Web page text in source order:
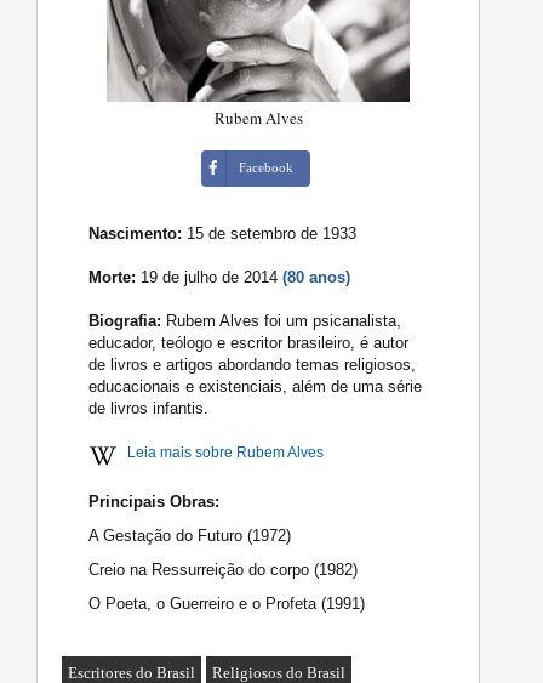
Rubem Alves
Facebook
Nascimento: 15 de setembro de 1933
Morte: 19 de julho de 2014(80 anos)
Biografia: Rubem Alves foi um psicanalista,
educador, teólogo e escritor brasileiro, é autor
de livros e artigos abordando temas religiosos,
educacionais e existenciais, além de uma série
de livros infantis.
Leia mais sobre Rubem Alves
Principais Obras:
A Gestação do Futuro (1972)
Creio na Ressurreição do corpo (1982)
O Poeta, o Guerreiro e o Profeta (1991)
Escritores do Brasil Religiosos do Brasil